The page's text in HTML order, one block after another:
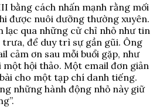
bằng cách nhấn mạnh rằng mối
được nuôi dưỡng thường xuyên.
lạc qua những cử chỉ nhỏ như tin
trưa, để duy trì sự gần gũi. Ông
cảm ơn sau mỗi buổi gặp, như
hội thảo. Một email đơn giản
cho một tạp chí danh tiếng.
những hành động nhỏ này giữ